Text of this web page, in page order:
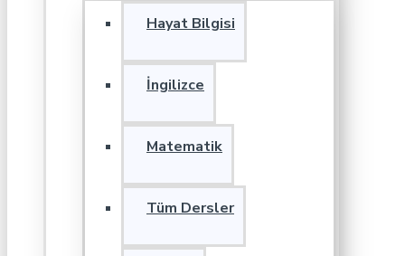
Hayat Bilgisi
İngilizce
Matematik
Tüm Dersler